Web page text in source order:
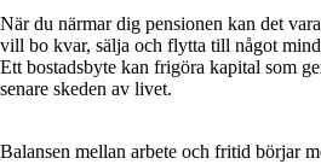
När du närmar dig pensionen kan det
vill bo kvar, sälja och flytta till något
Ett bostadsbyte kan frigöra kapital som
senare skeden av livet.
Balansen mellan arbete och fritid börjar